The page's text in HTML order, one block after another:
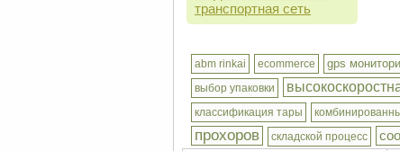
транспортная сеть
abm rinkai ecommerce gps
выбор упаковки
классификация тары
прохоров складской процесс